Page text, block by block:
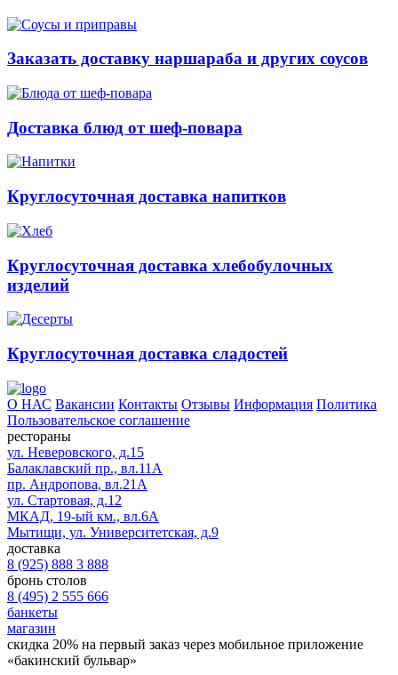
Заказать доставку наршараба и других соусов
Доставка блюд от шеф-повара
Круглосуточная доставка напитков
Круглосуточная доставка хлебобулочных
изделий
Круглосуточная доставка сладостей
О НАС Вакансии Контакты Отзывы Информация Политика
Пользовательское соглашение
рестораны
ул. Неверовского, д.15
Балаклавский пр., вл.11А
пр. Андропова, вл.21А
ул. Стартовая, д.12
МКАД, 19-ый км., вл.6А
Мытищи, ул. Университетская, д.9
доставка
8 (925) 888 3 888
бронь столов
8 (495) 2 555 666
банкеты
магазин
скидка 20% на первый заказ через мобильное приложение
«бакинский бульвар»